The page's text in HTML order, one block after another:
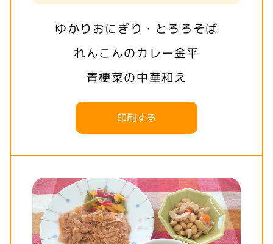
ゆかりおにぎり・とろろそば
れんこんのカレー金平
青梗菜の中華和え
印刷する